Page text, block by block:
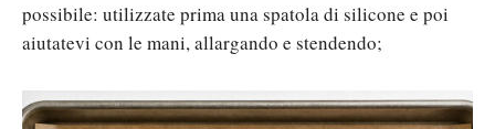
possibile: utilizzate prima una spatola di silicone e poi
aiutatevi con le mani, allargando e stendendo;